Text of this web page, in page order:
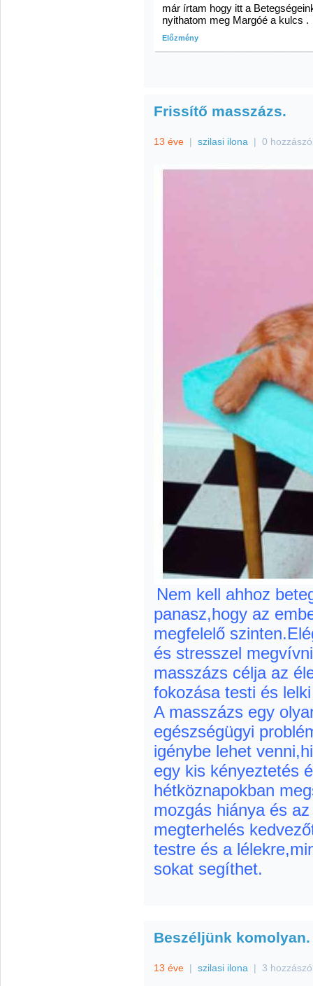
már írtam hogy itt a
nyithatom meg Margóé a kulcs .
Előzmény
Frissítő masszázs.
13 éve | szilasi ilona | 0
Nem kell ahhoz
panasz,hogy az
megfelelő
és stresszel
masszázs célja az
fokozása testi és
A masszázs egy
egészségügyi
igénybe lehet
egy kis kényeztetés
hétköznapokban
mozgás hiánya és
megterhelés
testre és a
sokat segíthet.
Beszéljünk
13 éve | szilasi ilona | 3